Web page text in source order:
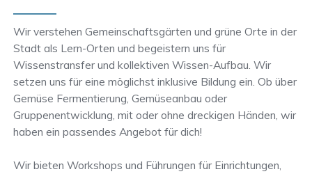
Wir verstehen Gemeinschaftsgärten und grüne Orte in der
Stadt als Lern-Orten und begeistern uns für
Wissenstransfer und kollektiven Wissen-Aufbau. Wir
setzen uns für eine möglichst inklusive Bildung ein. Ob über
Gemüse Fermentierung, Gemüseanbau oder
Gruppenentwicklung, mit oder ohne dreckigen Händen, wir
haben ein passendes Angebot für dich!
Wir bieten Workshops und Führungen für Einrichtungen,